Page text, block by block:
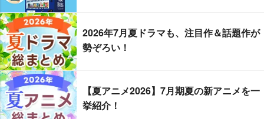
2026年7月夏ドラマも、注目作＆話題作が
勢ぞろい！
【夏アニメ2026】7月期夏の新アニメを一
挙紹介！